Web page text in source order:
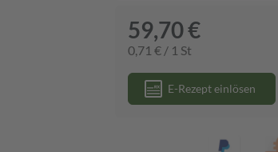
59,70 €
0,71 € / 1 St
E-Rezept einlösen